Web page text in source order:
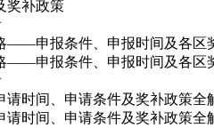
奖补政策
——申报条件、申报时间及各区
——申报条件、申报时间及各区
时间、申请条件及奖补政策全
时间、申请条件及奖补政策全